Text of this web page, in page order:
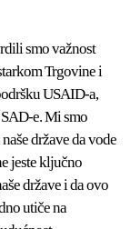
smo važnost
Trgovine i
USAID-a,
e. Mi smo
države da vode
jeste ključno
države i da ovo
utiče na